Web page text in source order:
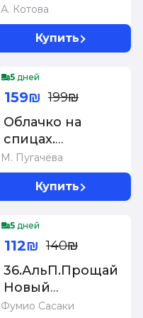
А. Котова
швейным
выкройкам.
Инновационное
руководство
Купить
-20%
5 дней
М. Пугачёва
Облачко на
спицах.
Вязание из
пушистой
пряжи
159₪ 199₪
Купить
-20%
5 дней
Фумио Сасаки
Новый
японский
112₪ 140₪